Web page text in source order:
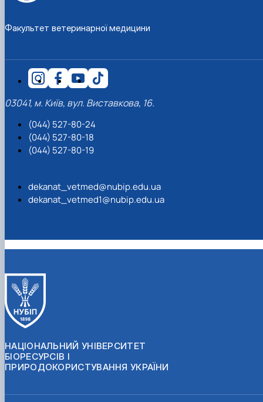
Факультет ветеринарної медицини
03041, м. Київ, вул. Виставкова, 16.
(044) 527-80-24
(044) 527-80-18
(044) 527-80-19
dekanat_vetmed@nubip.edu.ua
dekanat_vetmed1@nubip.edu.ua
НАЦІОНАЛЬНИЙ УНІВЕРСИТЕТ
БІОРЕСУРСІВ І
ПРИРОДОКОРИСТУВАННЯ УКРАЇНИ